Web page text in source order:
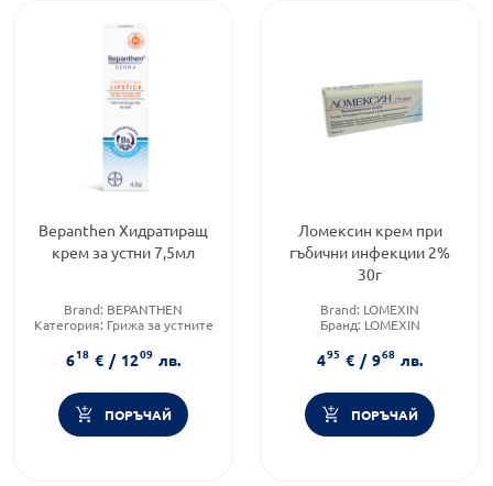
Bepanthen Хидратиращ
крем за устни 7,5мл
Brand: BEPANTHEN
Категория: Грижа за устните
Форма на продукта:крем
618 € / 1209 лв.
ПОРЪЧАЙ
Ломексин крем при
гъбични инфекции 2%
30г
Brand: LOMEXIN
Бранд: LOMEXIN
495 € / 968 лв.
ПОРЪЧАЙ